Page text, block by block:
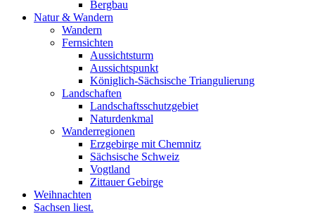
Bergbau
Natur & Wandern
Wandern
Fernsichten
Aussichtsturm
Aussichtspunkt
Königlich-Sächsische Triangulierung
Landschaften
Landschaftsschutzgebiet
Naturdenkmal
Wanderregionen
Erzgebirge mit Chemnitz
Sächsische Schweiz
Vogtland
Zittauer Gebirge
Weihnachten
Sachsen liest.